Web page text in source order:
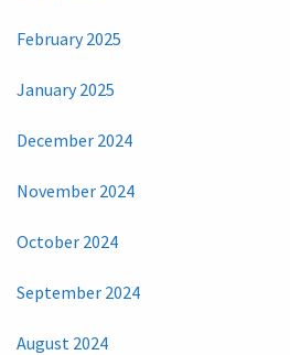
February 2025
January 2025
December 2024
November 2024
October 2024
September 2024
August 2024